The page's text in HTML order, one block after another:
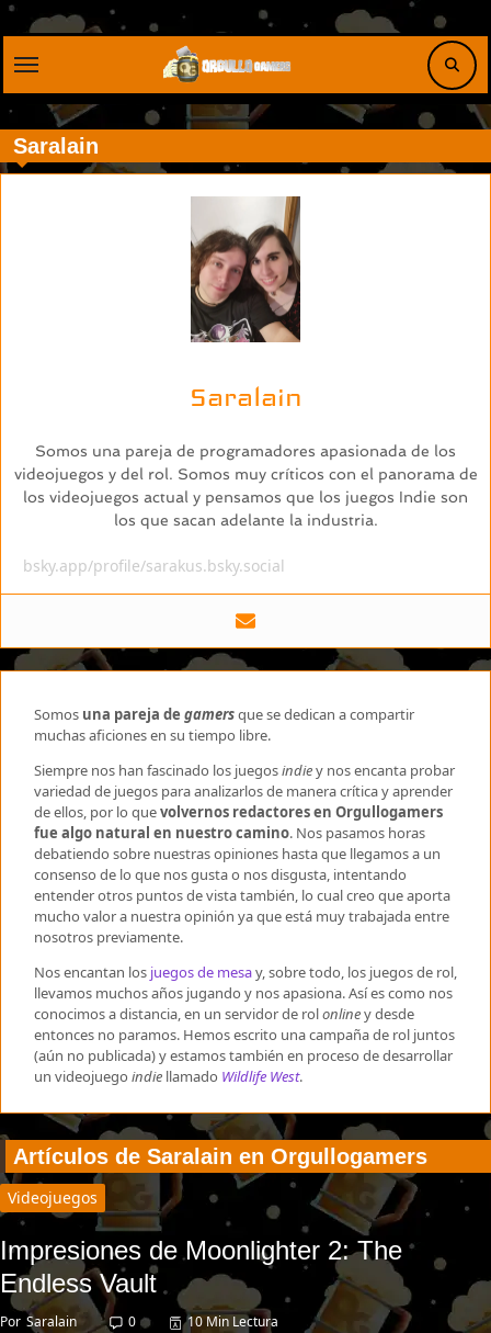
Saltar
Saralain
Saralain
Somos una pareja de programadores apasionada de los
videojuegos y del rol. Somos muy críticos con el panorama de
los videojuegos actual y pensamos que los juegos Indie son
los que sacan adelante la industria.
bsky.app/profile/sarakus.bsky.social
Somos una pareja de gamersque se dedican a compartir
muchas aficiones en su tiempo libre.
Siempre nos han fascinado los juegosindiey nos encanta probar
variedad de juegos para analizarlos de manera crítica y aprender
de ellos, por lo quevolvernos redactores en Orgullogamers
fue algo natural en nuestro camino. Nos pasamos horas
debatiendo sobre nuestras opiniones hasta que llegamos a un
consenso de lo que nos gusta o nos disgusta, intentando
entender otros puntos de vista también, lo cual creo que aporta
mucho valor a nuestra opinión ya que está muy trabajada entre
nosotros previamente.
Nos encantan los juegos de mesay, sobre todo, los juegos de rol,
llevamos muchos años jugando y nos apasiona. Así es como nos
conocimos a distancia, en un servidor de rolonliney desde
entonces no paramos. Hemos escrito una campaña de rol juntos
(aún no publicada) y estamos también en proceso de desarrollar
un videojuego indie llamado Wildlife West.
Artículos de Saralain en Orgullogamers
Videojuegos
Impresiones de Moonlighter 2: The
Endless Vault
Por Saralain 0 10 Min Lectura